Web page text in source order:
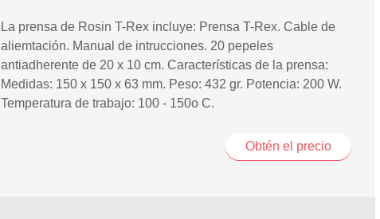
La prensa de Rosin T-Rex incluye: Prensa T-Rex. Cable de
aliemtación. Manual de intrucciones. 20 pepeles
antiadherente de 20 x 10 cm. Características de la prensa:
Medidas: 150 x 150 x 63 mm. Peso: 432 gr. Potencia: 200 W.
Temperatura de trabajo: 100 - 150o C.
Obtén el precio